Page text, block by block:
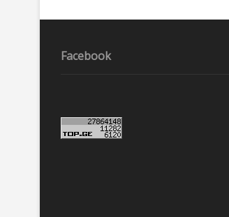
k
ть
Навигация
записям
Facebook